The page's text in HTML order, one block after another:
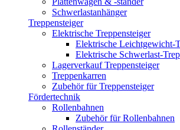
Schwerlastanhänger
Treppensteiger
Elektrische Treppensteiger
Elektrische Leichtgewicht-
Elektrische Schwerlast-
Lagerverkauf Treppensteiger
Treppenkarren
Zubehör für Treppensteiger
Fördertechnik
Rollenbahnen
Zubehör für Rollenbahnen